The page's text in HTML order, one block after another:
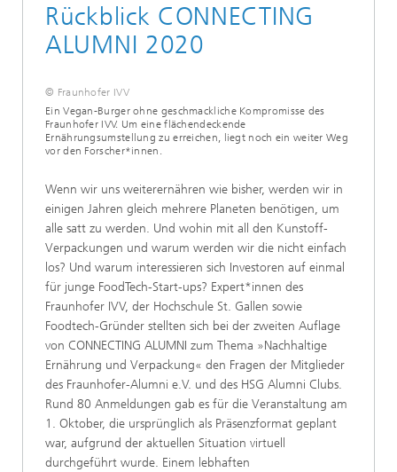
Rückblick CONNECTING
ALUMNI 2020
© Fraunhofer IVV
Ein Vegan-Burger ohne geschmackliche Kompromisse des
Fraunhofer IVV. Um eine flächendeckende
Ernährungsumstellung zu erreichen, liegt noch ein weiter Weg
vor den Forscher*innen.
Wenn wir uns weiterernähren wie bisher, werden wir in
einigen Jahren gleich mehrere Planeten benötigen, um
alle satt zu werden. Und wohin mit all den Kunstoff-
Verpackungen und warum werden wir die nicht einfach
los? Und warum interessieren sich Investoren auf einmal
für junge FoodTech-Start-ups? Expert*innen des
Fraunhofer IVV, der Hochschule St. Gallen sowie
Foodtech-Gründer stellten sich bei der zweiten Auflage
von CONNECTING ALUMNI zum Thema »Nachhaltige
Ernährung und Verpackung« den Fragen der Mitglieder
des Fraunhofer-Alumni e.V. und des HSG Alumni Clubs.
Rund 80 Anmeldungen gab es für die Veranstaltung am
1. Oktober, die ursprünglich als Präsenzformat geplant
war, aufgrund der aktuellen Situation virtuell
durchgeführt wurde. Einem lebhaften